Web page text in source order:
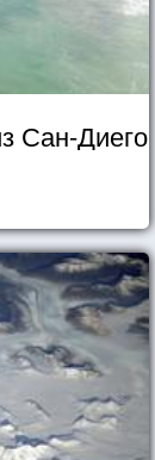
Сан-Диего